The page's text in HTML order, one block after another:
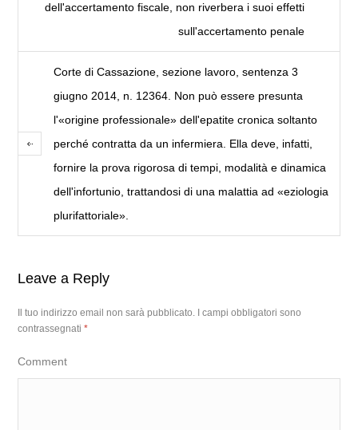
dell'accertamento fiscale, non riverbera i suoi effetti
sull'accertamento penale
Corte di Cassazione, sezione lavoro, sentenza 3
giugno 2014, n. 12364. Non può essere presunta
l'«origine professionale» dell'epatite cronica soltanto
perché contratta da un infermiera. Ella deve, infatti,
fornire la prova rigorosa di tempi, modalità e dinamica
dell'infortunio, trattandosi di una malattia ad «eziologia
plurifattoriale».
Leave a Reply
Il tuo indirizzo email non sarà pubblicato.
I campi obbligatori sono
contrassegnati*
Comment